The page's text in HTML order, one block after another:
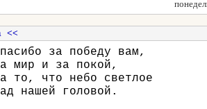
<<
за победу вам,
мир и за покой,
то, что небо светлое
нашей головой.